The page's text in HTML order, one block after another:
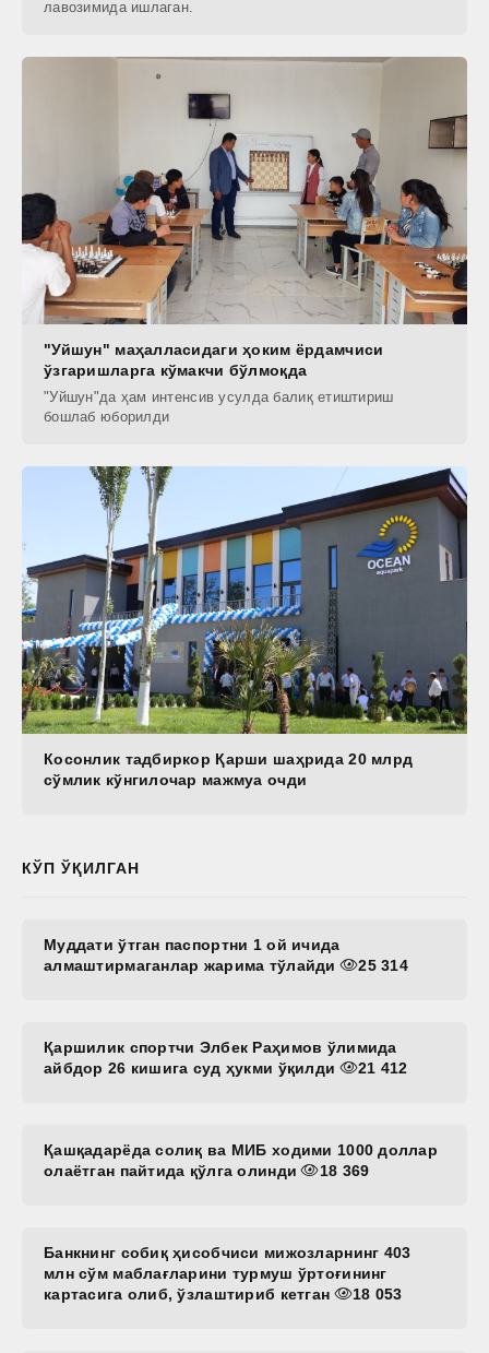
лавозимида ишлаган.
"Уйшун" маҳалласидаги ҳоким ёрдамчиси
ўзгаришларга кўмакчи бўлмоқда
"Уйшун"да ҳам интенсив усулда балиқ етиштириш
бошлаб юборилди
Косонлик тадбиркор Қарши шаҳрида 20 млрд
сўмлик кўнгилочар мажмуа очди
КЎП ЎҚИЛГАН
Муддати ўтган паспортни 1 ой ичида
алмаштирмаганлар жарима тўлайди
25 314
Қаршилик спортчи Элбек Раҳимов ўлимида
айбдор 26 кишига суд ҳукми ўқилди
21 412
Қашқадарёда солиқ ва МИБ ходими 1000 доллар
олаётган пайтида қўлга олинди
18 369
Банкнинг собиқ ҳисобчиси мижозларнинг 403
млн сўм маблағларини турмуш ўртоғининг
картасига олиб, ўзлаштириб кетган
18 053